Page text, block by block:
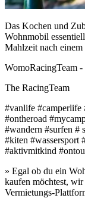
Das Kochen und
Wohnmobil
Mahlzeit nach einem
WomoRacingTeam
The RacingTeam
#vanlife #camperlife
#ontheroad
#wandern #surfen #
#kiten #wassersport
#aktivmitkind
» Egal ob du ein
kaufen möchtest,
Vermietungs-